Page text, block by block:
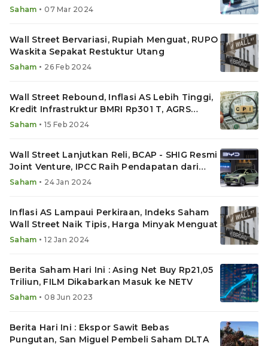
Rp700 Miliar
Saham • 07 Mar 2024
Wall Street Bervariasi, Rupiah Menguat, RUPO
Waskita Sepakat Restuktur Utang
Saham • 26 Feb 2024
Wall Street Rebound, Inflasi AS Lebih Tinggi,
Kredit Infrastruktur BMRI Rp301 T, AGRS
Right Issue
Saham • 15 Feb 2024
Wall Street Lanjutkan Reli, BCAP - SHIG Resmi
Joint Venture, IPCC Raih Pendapatan dari
BYD
Saham • 24 Jan 2024
Inflasi AS Lampaui Perkiraan, Indeks Saham
Wall Street Naik Tipis, Harga Minyak Menguat
Saham • 12 Jan 2024
Berita Saham Hari Ini : Asing Net Buy Rp21,05
Triliun, FILM Dikabarkan Masuk ke NETV
Saham • 08 Jun 2023
Berita Hari Ini : Ekspor Sawit Bebas
Pungutan, San Miguel Pembeli Saham DLTA